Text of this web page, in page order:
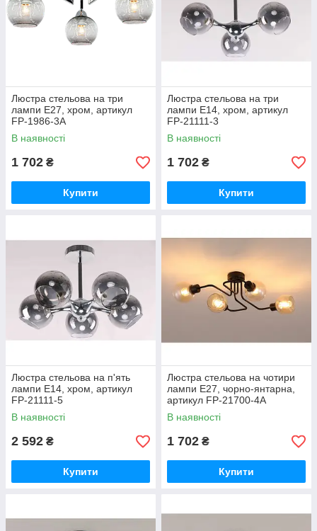
Люстра стельова на три
лампи Е27, хром, артикул
FP-1986-3A
В наявності
1 702 ₴
Купити
Люстра стельова на три
лампи Е14, хром, артикул
FP-21111-3
В наявності
1 702 ₴
Купити
Люстра стельова на п'ять
лампи Е14, хром, артикул
FP-21111-5
В наявності
2 592 ₴
Купити
Люстра стельова на чотири
лампи Е27, чорно-янтарна,
артикул FP-21700-4A
В наявності
1 702 ₴
Купити